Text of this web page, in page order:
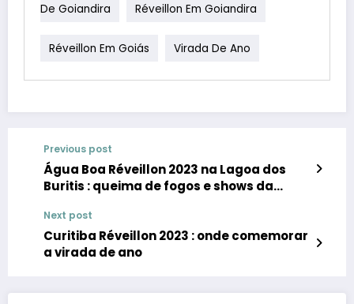
De Goiandira Réveillon Em Goiandira
Réveillon Em Goiás Virada De Ano
Previous post
Água Boa Réveillon 2023 na Lagoa dos
Buritis : queima de fogos e shows da
Neto
Next post
Curitiba Réveillon 2023 : onde comemorar
a virada de ano